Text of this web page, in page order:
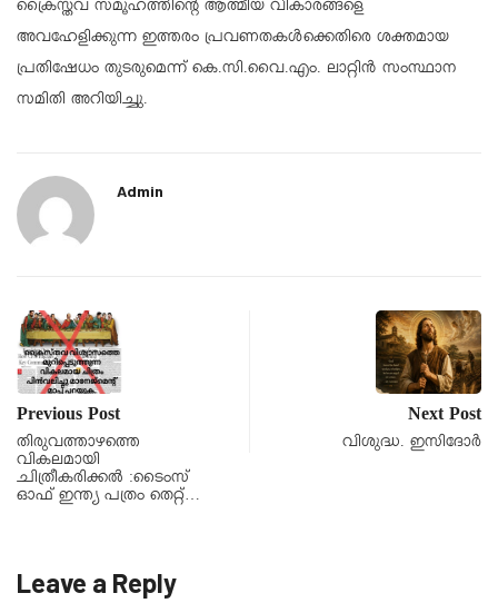
ക്രൈസ്തവ സമൂഹത്തിന്റെ ആത്മീയ വികാരങ്ങളെ
അവഹേളിക്കുന്ന ഇത്തരം പ്രവണതകൾക്കെതിരെ ശക്തമായ
പ്രതിഷേധം തുടരുമെന്ന് കെ.സി.വൈ.എം. ലാറ്റിൻ സംസ്ഥാന
സമിതി അറിയിച്ചു.
Admin
Previous Post
തിരുവത്താഴത്തെ
വികലമായി
ചിത്രീകരിക്കൽ :ടൈംസ്
ഓഫ് ഇന്ത്യ പത്രം തെറ്റ്…
Next Post
വിശുദ്ധ. ഇസിദോർ
Leave a Reply